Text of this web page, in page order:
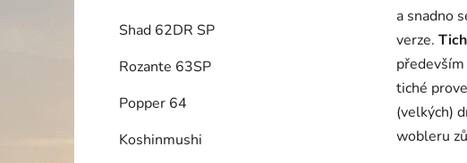
Shad 62DR SP
Rozante 63SP
Popper 64
Koshinmushi
a snadno
verze.
tiché
(velkých)
wobleru